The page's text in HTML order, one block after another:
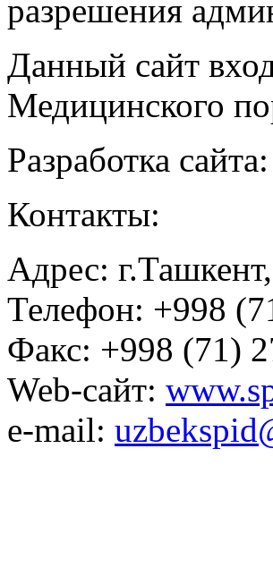
разрешения
Данный сайт
Медицинского
Разработка сайта:
Контакты:
Адрес:
Телефон: +998
Факс: +998 (71)
Web-сайт:
e-mail: